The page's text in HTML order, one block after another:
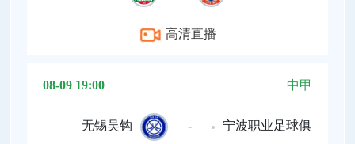
高清直播
08-09 19:00 中甲
无锡吴钩 - 宁波职业足球俱